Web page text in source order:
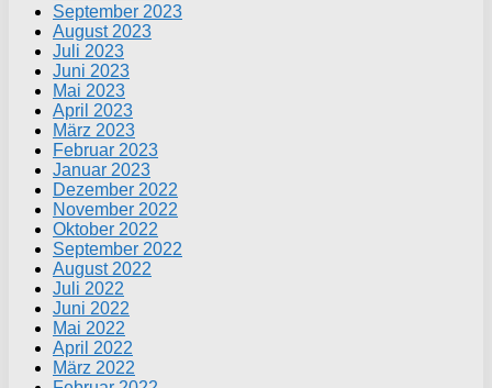
September 2023
August 2023
Juli 2023
Juni 2023
Mai 2023
April 2023
März 2023
Februar 2023
Januar 2023
Dezember 2022
November 2022
Oktober 2022
September 2022
August 2022
Juli 2022
Juni 2022
Mai 2022
April 2022
März 2022